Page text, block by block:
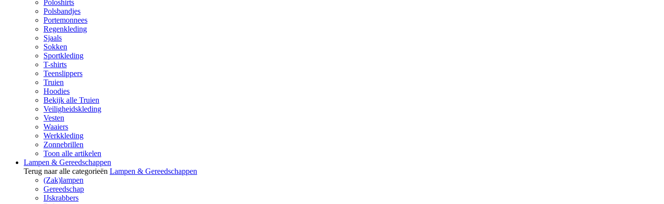
Poloshirts
Polsbandjes
Portemonnees
Regenkleding
Sjaals
Sokken
Sportkleding
T-shirts
Teenslippers
Truien
Hoodies
Bekijk alle Truien
Veiligheidskleding
Vesten
Waaiers
Werkkleding
Zonnebrillen
Toon alle artikelen
Lampen & Gereedschappen
Terug naar alle categorieën Lampen & Gereedschappen
(Zak)lampen
Gereedschap
IJskrabbers